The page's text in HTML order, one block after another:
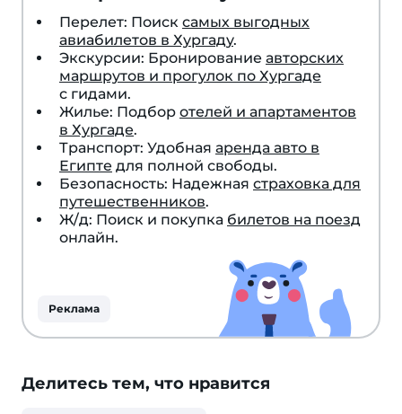
Перелет: Поиск самых выгодных
авиабилетов в Хургаду.
Экскурсии: Бронирование авторских
маршрутов и прогулок по Хургаде
с гидами.
Жилье: Подбор отелей и апартаментов
в Хургаде.
Транспорт: Удобная аренда авто в
Египте для полной свободы.
Безопасность: Надежная страховка для
путешественников.
Ж/д: Поиск и покупка билетов на поезд
онлайн.
Реклама
Делитесь тем, что нравится